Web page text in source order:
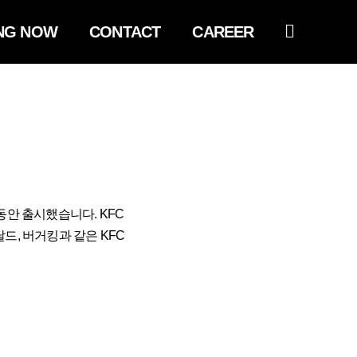
NOW CONTACT CAREER
안 출시했습니다. KFC
, 버거킹과 같은 KFC